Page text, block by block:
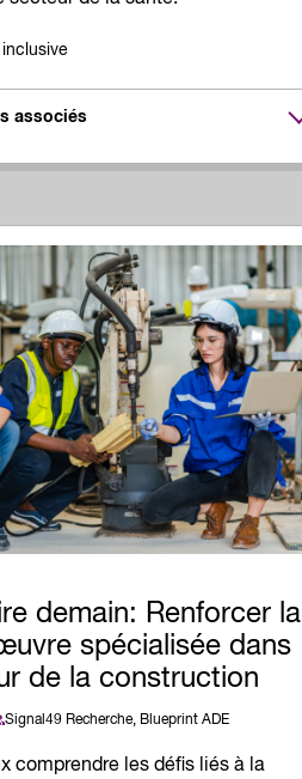
associés
demain: Renforcer la
spécialisée dans
de la construction
Signal49 Recherche, Blueprint ADE
comprendre les défis liés à la